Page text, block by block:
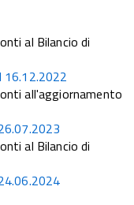
al Bilancio di
16.12.2022
all'aggiornamento
al Bilancio di